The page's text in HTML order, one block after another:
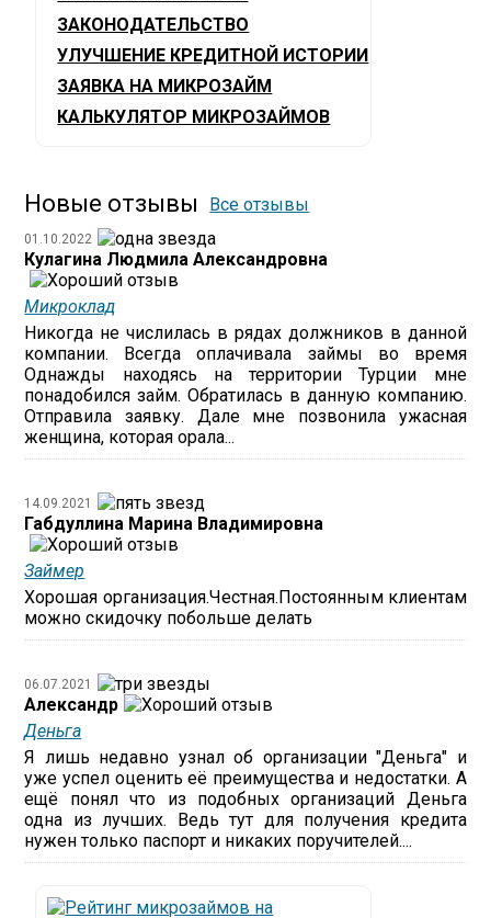
ЗАКОНОДАТЕЛЬСТВО
УЛУЧШЕНИЕ КРЕДИТНОЙ ИСТОРИИ
ЗАЯВКА НА МИКРОЗАЙМ
КАЛЬКУЛЯТОР МИКРОЗАЙМОВ
Новые отзывы Все отзывы
01.10.2022
Кулагина Людмила Александровна
Микроклад
Никогда не числилась в рядах должников в данной
компании. Всегда оплачивала займы во время
Однажды находясь на территории Турции мне
понадобился займ. Обратилась в данную компанию.
Отправила заявку. Дале мне позвонила ужасная
женщина, которая орала...
14.09.2021
Габдуллина Марина Владимировна
Займер
Хорошая организация.Честная.Постоянным клиентам
можно скидочку побольше делать
06.07.2021
Александр
Деньга
Я лишь недавно узнал об организации "Деньга" и
уже успел оценить её преимущества и недостатки. А
ещё понял что из подобных организаций Деньга
одна из лучших. Ведь тут для получения кредита
нужен только паспорт и никаких поручителей....